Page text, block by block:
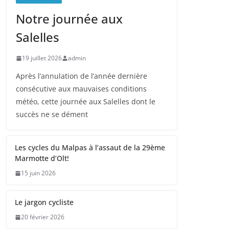
Notre journée aux
Salelles
19 juillet 2026 admin
Après l’annulation de l’année dernière
consécutive aux mauvaises conditions
météo, cette journée aux Salelles dont le
succès ne se dément
Les cycles du Malpas à l’assaut de la 29ème
Marmotte d’Olt!
15 juin 2026
Le jargon cycliste
20 février 2026